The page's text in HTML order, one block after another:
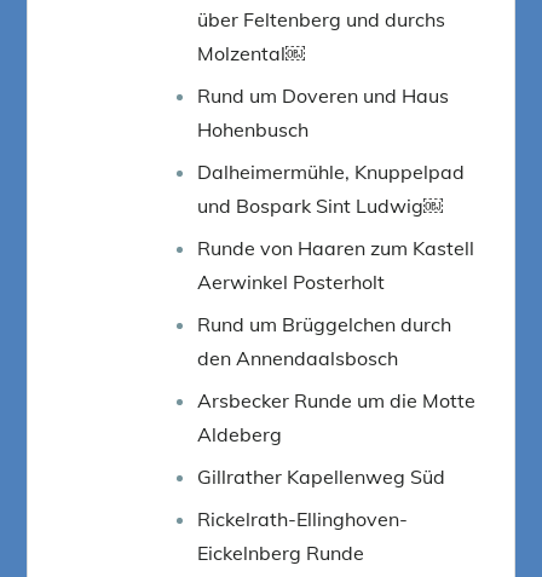
über Feltenberg und durchs
Molzental￼
Rund um Doveren und Haus
Hohenbusch
Dalheimermühle, Knuppelpad
und Bospark Sint Ludwig￼
Runde von Haaren zum Kastell
Aerwinkel Posterholt
Rund um Brüggelchen durch
den Annendaalsbosch
Arsbecker Runde um die Motte
Aldeberg
Gillrather Kapellenweg Süd
Rickelrath-Ellinghoven-
Eickelnberg Runde